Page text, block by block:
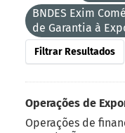
BNDES Exim
de Garantia à
Filtrar Resultados
Operações de
Operações de